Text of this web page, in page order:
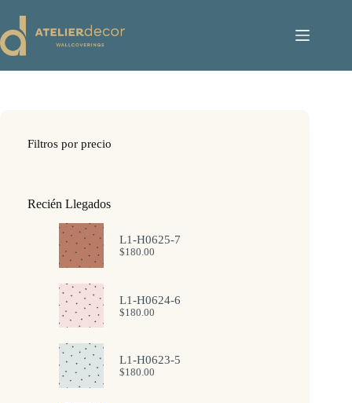
contenido
Filtros por precio
Recién Llegados
L1-H0625-7
$180.00
L1-H0624-6
$180.00
L1-H0623-5
$180.00